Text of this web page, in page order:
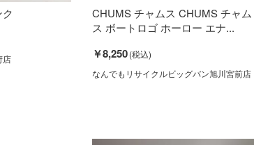
店
CHUMS チャムス CHUMS チャム
ス ボートロゴ ホーロー エナ...
￥8,250
なんでもリサイクルビッグバン旭川宮前店